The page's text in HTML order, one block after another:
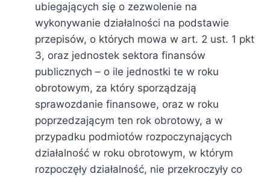
ubiegających się o zezwolenie na
wykonywanie działalności na podstawie
przepisów, o których mowa w art. 2 ust. 1 pkt
3, oraz jednostek sektora finansów
publicznych – o ile jednostki te w roku
obrotowym, za który sporządzają
sprawozdanie finansowe, oraz w roku
poprzedzającym ten rok obrotowy, a w
przypadku podmiotów rozpoczynających
działalność w roku obrotowym, w którym
rozpoczęły działalność, nie przekroczyły co